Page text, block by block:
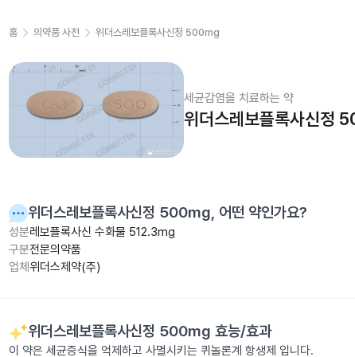
홈 의약품 사전 위더스레보플록사신정 500mg
세균감염을 치료하는 약
위더스레보플록사신정
위더스레보플록사신정 500mg, 어떤 약인가요?
성분레보플록사신 수화물 512.3mg
구분전문의약품
업체 위더스제약(주)
위더스레보플록사신정 500mg 효능/효과
이 약은 세균증식을 억제하고 사멸시키는 퀴놀론계 항생제 입니다.